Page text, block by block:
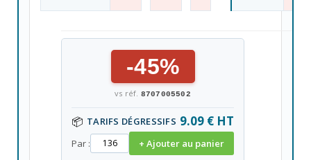
-45%
vs réf. 8707005502
📦 TARIFS DÉGRESSIFS 9.09 € HT
Par : + Ajouter au panier